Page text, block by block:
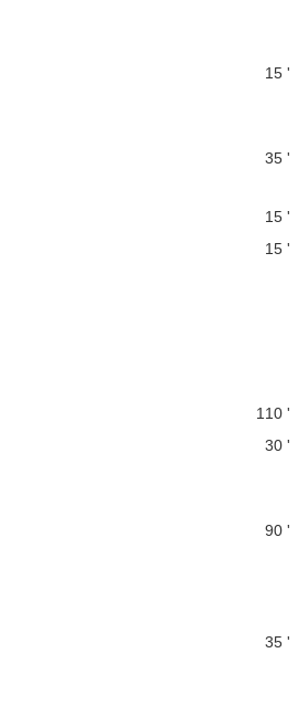
15 '
35 '
15 '
15 '
110 '
30 '
90 '
35 '